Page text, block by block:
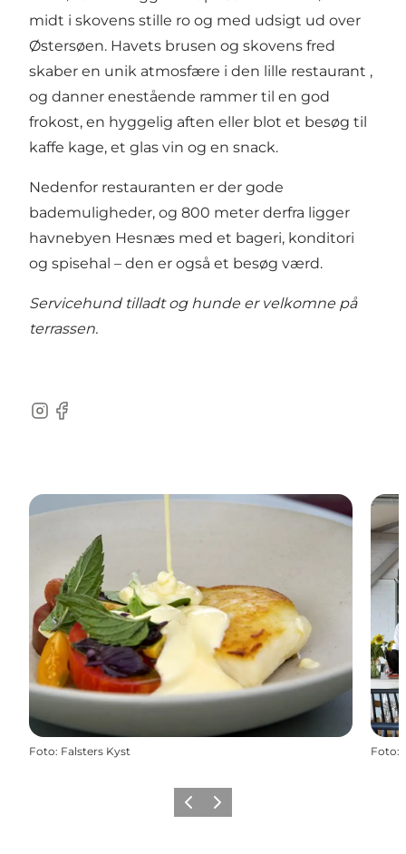
midt i skovens stille ro og med udsigt ud over
Østersøen. Havets brusen og skovens fred
skaber en unik atmosfære i den lille restaurant ,
og danner enestående rammer til en god
frokost, en hyggelig aften eller blot et besøg til
kaffe kage, et glas vin og en snack.
Nedenfor restauranten er der gode
bademuligheder, og 800 meter derfra ligger
havnebyen Hesnæs med et bageri, konditori
og spisehal – den er også et besøg værd.
Servicehund tilladt og hunde er velkomne på
terrassen.
Instagram
Facebook
Foto: Falsters Kyst Foto:
ForrigeNæste